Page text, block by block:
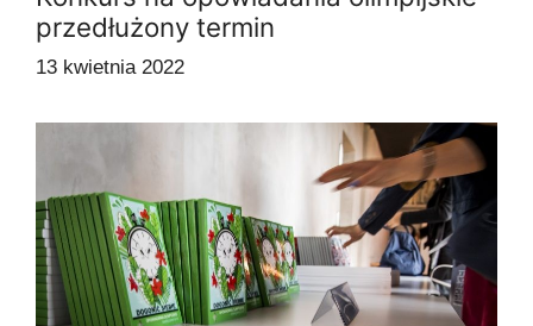
przedłużony termin
13 kwietnia 2022